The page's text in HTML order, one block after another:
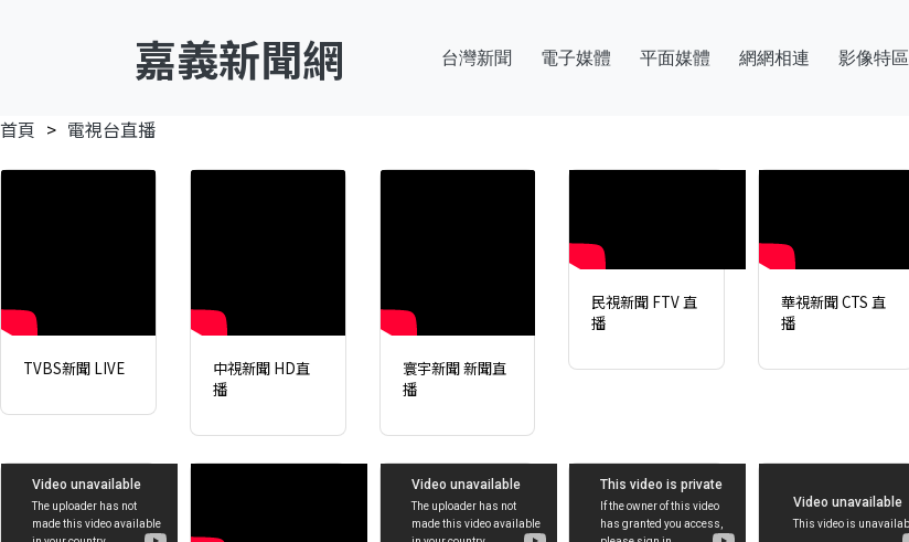
嘉義新聞網 台灣新聞 電子媒體 平面媒體 網網相連 影像特區
首頁 電視台直播
TVBS新聞 LIVE
中視新聞 HD直
播
寰宇新聞 新聞直
播
民視新聞 FTV 直
播
華視新聞 CTS 直
播